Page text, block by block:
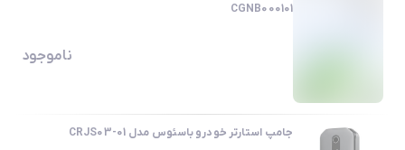
CGNB000101
ناموجود
جامپ استارتر خودرو باسئوس مدل CRJS03-01